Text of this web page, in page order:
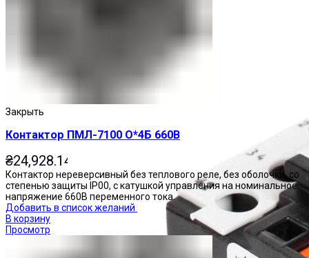
Закрыть
Контактор ПМЛ-7100 О*4Б 660В
₴24,928.14
Контактор нереверсивный без теплового реле, без оболочки, со
степенью защиты IP00, с катушкой управления на номинальное
напряжение 660В переменного тока.
Добавить в список желаний
В корзину
Просмотр